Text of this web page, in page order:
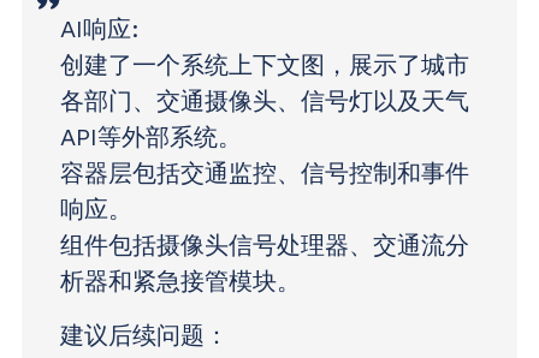
AI响应:
创建了一个系统上下文图，展示了城市
各部门、交通摄像头、信号灯以及天气
API等外部系统。
容器层包括交通监控、信号控制和事件
响应。
组件包括摄像头信号处理器、交通流分
析器和紧急接管模块。
建议后续问题：